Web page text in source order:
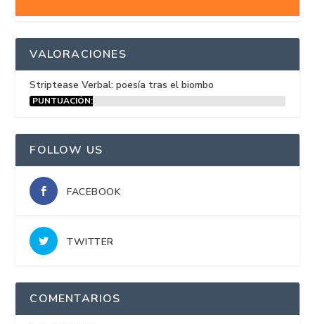
VALORACIONES
Striptease Verbal: poesía tras el biombo
PUNTUACIÓN:
FOLLOW US
FACEBOOK
TWITTER
COMENTARIOS